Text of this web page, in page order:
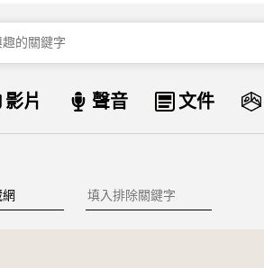
資料類型
影片 聲音 文件
排除關鍵字